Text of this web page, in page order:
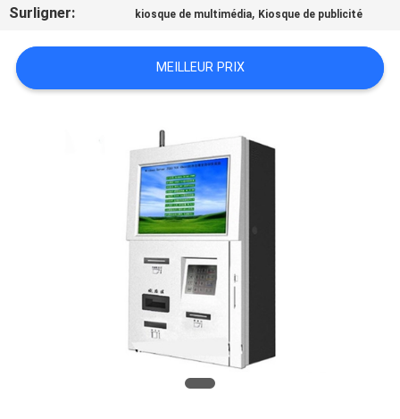
VISITE
D'USINE
CONTACTEZ-
Surligner: kiosque de multimédia, Kiosque de publicité
MEILLEUR PRIX